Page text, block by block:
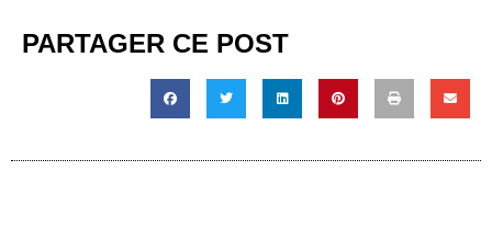
PARTAGER CE POST